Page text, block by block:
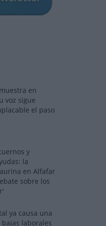
en
voz sigue
el paso
y
la
en Alfafar
sobre los
ya causa una
bajas laborales